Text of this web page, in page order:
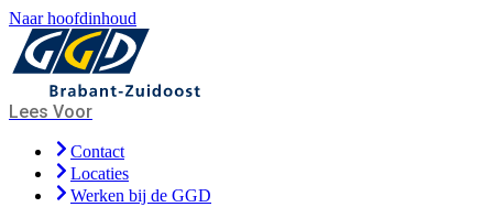
Naar hoofdinhoud
Lees Voor
Contact
Locaties
Werken bij de GGD